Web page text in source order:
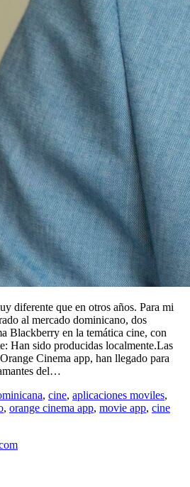
diferente que en otros años. Para mi
al mercado dominicano, dos
Blackberry en la temática cine, con
Han sido producidas localmente.Las
Cinema app, han llegado para
del…
, cine, aplicaciones moviles,
, orange cinema app, movie app, cine